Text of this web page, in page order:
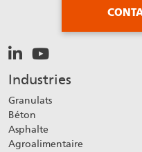
Industries
Granulats
Béton
Asphalte
Agroalimentaire